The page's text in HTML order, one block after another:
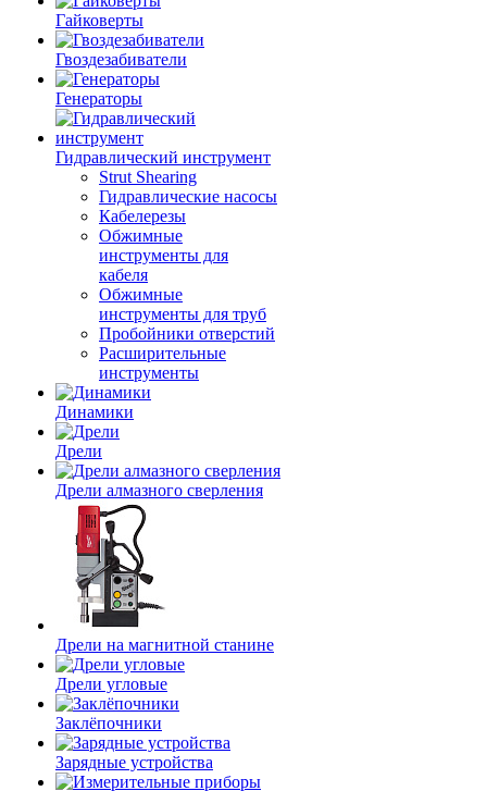
Гайковерты
Гвоздезабиватели
Генераторы
Гидравлический инструмент
Strut Shearing
Гидравлические насосы
Кабелерезы
Обжимные
инструменты для
кабеля
Обжимные
инструменты для труб
Пробойники отверстий
Расширительные
инструменты
Динамики
Дрели
Дрели алмазного сверления
Дрели на магнитной станине
Дрели угловые
Заклёпочники
Зарядные устройства